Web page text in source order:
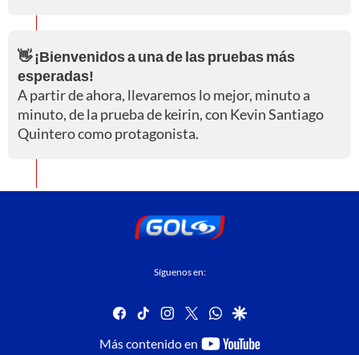
👋 ¡Bienvenidos a una de las pruebas más
esperadas!
A partir de ahora, llevaremos lo mejor, minuto a
minuto, de la prueba de keirin, con Kevin Santiago
Quintero como protagonista.
Síguenos en:
facebook
tiktok instagram
twitterwhatsapp
google
Más contenido en
youtube-